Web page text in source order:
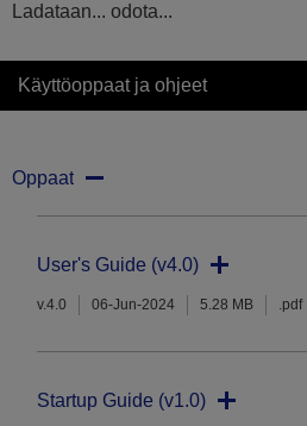
Ladataan... odota...
Käyttöoppaat ja ohjeet
Oppaat
User's Guide (v4.0)
v.4.0 06-Jun-2024 5.28 MB .pdf
Startup Guide (v1.0)